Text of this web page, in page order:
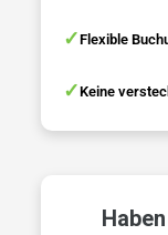
Flexible
Keine